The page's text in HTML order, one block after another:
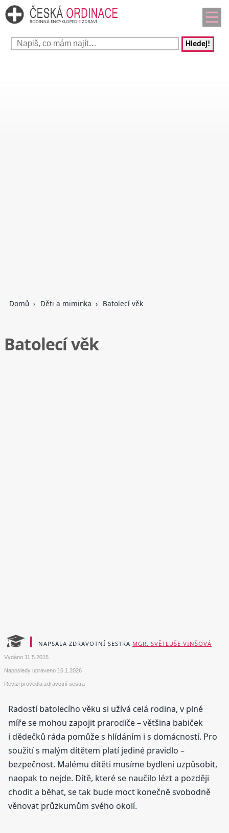
Hledej!
Domů Děti a miminka Batolecí věk
Batolecí věk
NAPSALA ZDRAVOTNÍ SESTRA MGR. SVĚTLUŠE VINŠOVÁ
Vydáno 11.5.2015
Naposledy upraveno 16.1.2026
Revizi provedla zdravotní sestra
Radostí batolecího věku si užívá celá rodina, v plné
míře se mohou zapojit prarodiče – většina babiček
i dědečků ráda pomůže s hlídáním i s domácností. Pro
soužití s malým dítětem platí jediné pravidlo –
bezpečnost. Malému dítěti musíme bydlení uzpůsobit,
naopak to nejde. Dítě, které se naučilo lézt a později
chodit a běhat, se tak bude moct konečně svobodně
věnovat průzkumům svého okolí.